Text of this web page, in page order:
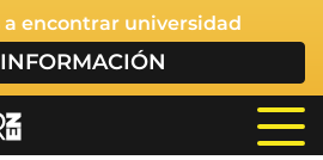
a encontrar universidad